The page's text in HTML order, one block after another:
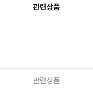
관련상품
관련상품